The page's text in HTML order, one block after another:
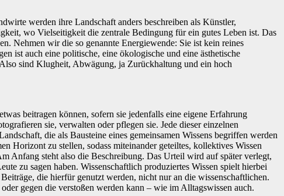
werden ihre Landschaft anders beschreiben als Künstler,
wo Vielseitigkeit die zentrale Bedingung für ein gutes Leben ist. Das
Nehmen wir die so genannte Energiewende: Sie ist kein reines
ist auch eine politische, eine ökologische und eine ästhetische
sind Klugheit, Abwägung, ja Zurückhaltung und ein hoch
beitragen können, sofern sie jedenfalls eine eigene Erfahrung
sie, verwalten oder pflegen sie. Jede dieser einzelnen
die als Bausteine eines gemeinsamen Wissens begriffen werden
Horizont zu stellen, sodass miteinander geteiltes, kollektives Wissen
Anfang steht also die Beschreibung. Das Urteil wird auf später verlegt,
zu sagen haben. Wissenschaftlich produziertes Wissen spielt hierbei
die hierfür genutzt werden, nicht nur an die wissenschaftlichen.
gegen die verstoßen werden kann – wie im Alltagswissen auch.